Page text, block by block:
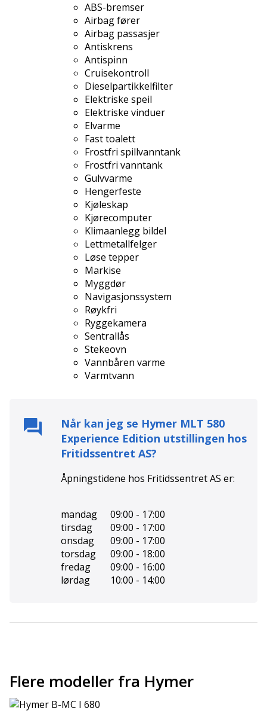
ABS-bremser
Airbag fører
Airbag passasjer
Antiskrens
Antispinn
Cruisekontroll
Dieselpartikkelfilter
Elektriske speil
Elektriske vinduer
Elvarme
Fast toalett
Frostfri spillvanntank
Frostfri vanntank
Gulvvarme
Hengerfeste
Kjøleskap
Kjørecomputer
Klimaanlegg bildel
Lettmetallfelger
Løse tepper
Markise
Myggdør
Navigasjonssystem
Røykfri
Ryggekamera
Sentrallås
Stekeovn
Vannbåren varme
Varmtvann
Når kan jeg se Hymer MLT 580
Experience Edition utstillingen hos
Fritidssentret AS?
Åpningstidene hos Fritidssentret AS er:
mandag
09:00 - 17:00
tirsdag
09:00 - 17:00
onsdag
09:00 - 17:00
torsdag
09:00 - 18:00
fredag
09:00 - 16:00
lørdag
10:00 - 14:00
Flere modeller fra Hymer